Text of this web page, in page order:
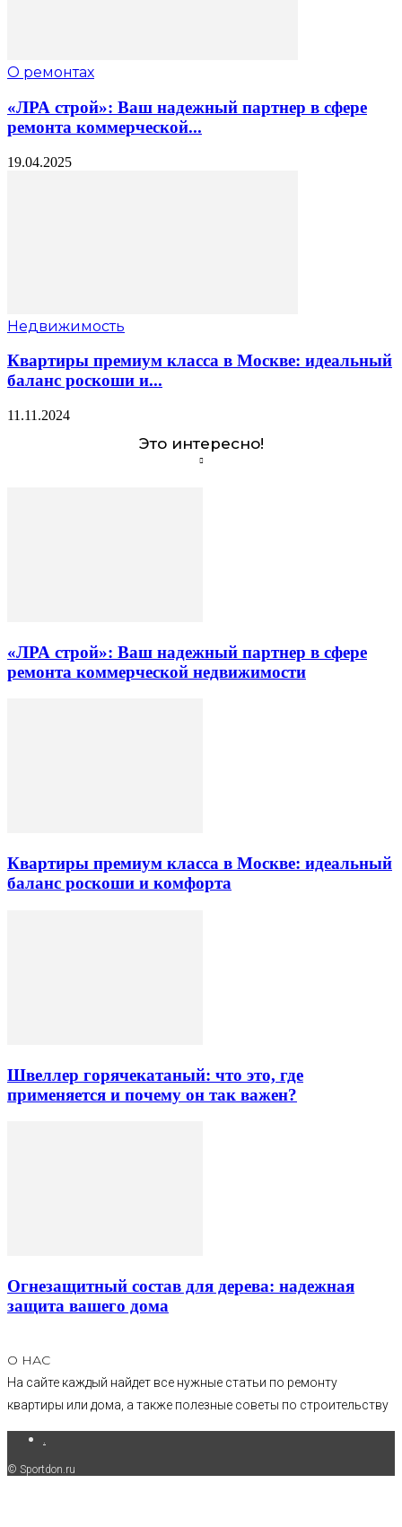
О ремонтах
«ЛРА строй»: Ваш надежный партнер в сфере
ремонта коммерческой...
19.04.2025
Недвижимость
Квартиры премиум класса в Москве: идеальный
баланс роскоши и...
11.11.2024
Это интересно!
«ЛРА строй»: Ваш надежный партнер в сфере
ремонта коммерческой недвижимости
Квартиры премиум класса в Москве: идеальный
баланс роскоши и комфорта
Швеллер горячекатаный: что это, где
применяется и почему он так важен?
Огнезащитный состав для дерева: надежная
защита вашего дома
О НАС
На сайте каждый найдет все нужные статьи по ремонту
квартиры или дома, а также полезные советы по строительству
© Sportdon.ru